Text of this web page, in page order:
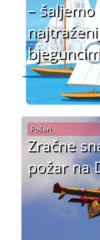
–
Zračne
požar na
Pošari